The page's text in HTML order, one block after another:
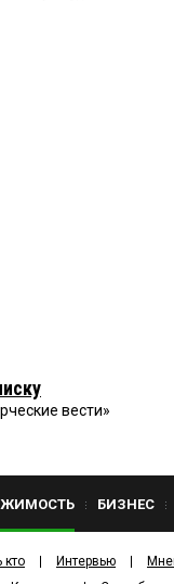
вести»
БИЗНЕС
кто Интервью